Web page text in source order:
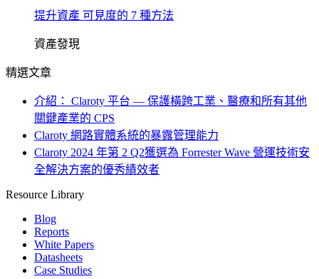
提升資產 可見度的 7 種方法
資產發現
精選文章
介紹： Claroty 平台 — 保護橫跨工業、醫療和所有其他
關鍵產業的 CPS
Claroty 網路實體系統的暴露管理能力
Claroty 2024 年第 2 Q2獲選為 Forrester Wave 營運技術安
全解決方案的優秀績效者
Resource Library
Blog
Reports
White Papers
Datasheets
Case Studies